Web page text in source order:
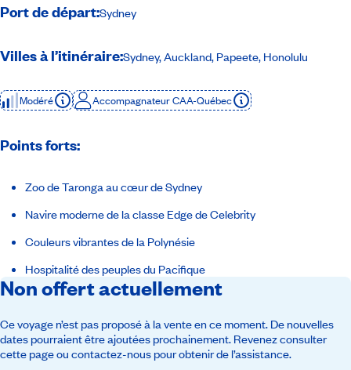
Port de départ:Sydney
Villes à l’itinéraire:Sydney, Auckland, Papeete, Honolulu
Modéré Accompagnateur CAA-Québec
Points forts:
Zoo de Taronga au cœur de Sydney
Navire moderne de la classe Edge de Celebrity
Couleurs vibrantes de la Polynésie
Hospitalité des peuples du Pacifique
Non offert actuellement
Ce voyage n’est pas proposé à la vente en ce moment. De nouvelles
dates pourraient être ajoutées prochainement. Revenez consulter
cette page ou contactez-nous pour obtenir de l’assistance.